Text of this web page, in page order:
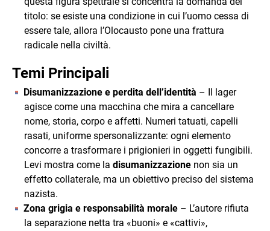
titolo: se esiste una condizione in cui l’uomo cessa di
essere tale, allora l’Olocausto pone una frattura
radicale nella civiltà.
Temi Principali
Disumanizzazione e perdita dell’identità – Il lager
agisce come una macchina che mira a cancellare
nome, storia, corpo e affetti. Numeri tatuati, capelli
rasati, uniforme spersonalizzante: ogni elemento
concorre a trasformare i prigionieri in oggetti fungibili.
Levi mostra come la disumanizzazione non sia un
effetto collaterale, ma un obiettivo preciso del sistema
nazista.
Zona grigia e responsabilità morale – L’autore rifiuta
la separazione netta tra «buoni» e «cattivi»,